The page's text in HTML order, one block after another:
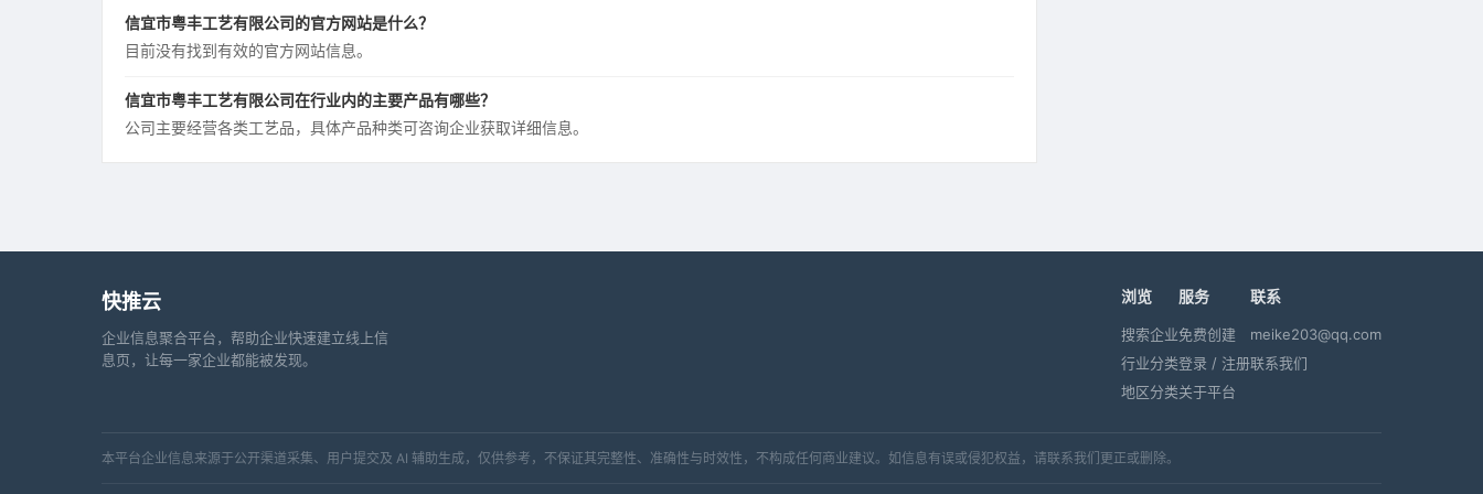
信宜市粤丰工艺有限公司的官方网站是什么？
目前没有找到有效的官方网站信息。
信宜市粤丰工艺有限公司在行业内的主要产品有哪些？
公司主要经营各类工艺品，具体产品种类可咨询企业获取详细信息。
快推云
企业信息聚合平台，帮助企业快速建立线上信
息页，让每一家企业都能被发现。
浏览
搜索企业
行业分类
地区分类
服务
免费创建
登录 / 注册
关于平台
联系
meike203@qq.com
联系我们
本平台企业信息来源于公开渠道采集、用户提交及 AI 辅助生成，仅供参考，不保证其完整性、准确性与时效性，不构成任何商业建议。如信息有误或侵犯权益，请联系我们更正或删除。